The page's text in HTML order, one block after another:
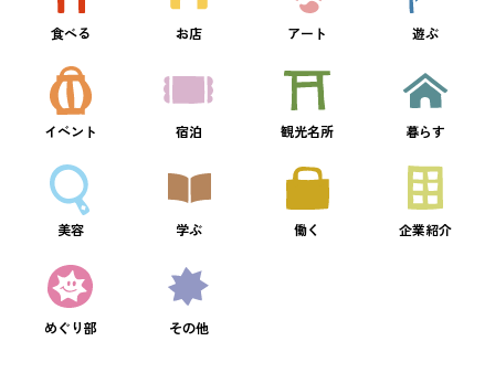
食べる お店 アート 遊ぶ
イベント 宿泊 観光名所 暮らす
美容 学ぶ 働く 企業紹介
めぐり部 その他